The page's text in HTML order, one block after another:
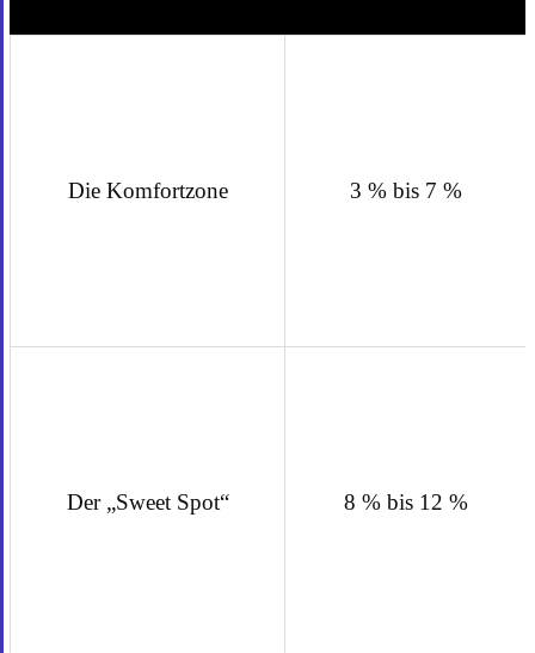
Die Komfortzone 3 % bis 7 %
Der „Sweet Spot“ 8 % bis 12 %